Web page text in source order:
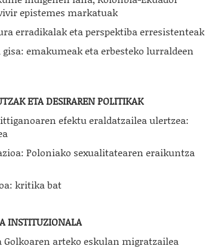
epistemes markatuak
erradikalak eta perspektiba erresistenteak
emakumeak eta erbesteko lurraldeen
ETA DESIRAREN POLITIKAK
efektu eraldatzailea ulertzea:
Poloniako sexualitatearen eraikuntza
kritika bat
INSTITUZIONALA
Golkoaren arteko eskulan migratzailea